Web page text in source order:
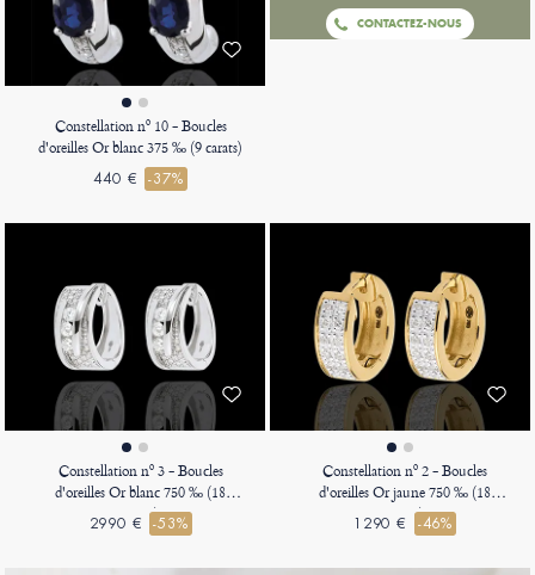
Constellation nº 10 - Boucles
d'oreilles Or blanc 375 ‰ (9 carats)
440 € -37%
CONTACTEZ-NOUS
Constellation nº 3 - Boucles
d'oreilles Or blanc 750 ‰ (18
carats)
2990 € -53%
Constellation nº 2 - Boucles
d'oreilles Or jaune 750 ‰ (18
carats)
1290 € -46%